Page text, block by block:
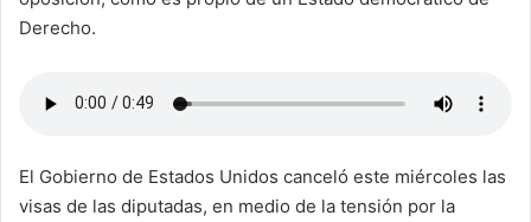
Derecho.
El Gobierno de Estados Unidos canceló este miércoles las
visas de las diputadas, en medio de la tensión por la